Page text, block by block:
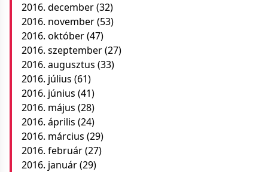
2016. december(32)
2016. november(53)
2016. október(47)
2016. szeptember(27)
2016. augusztus (33)
2016. július (61)
2016. június (41)
2016. május (28)
2016. április (24)
2016. március (29)
2016. február(27)
2016. január(29)